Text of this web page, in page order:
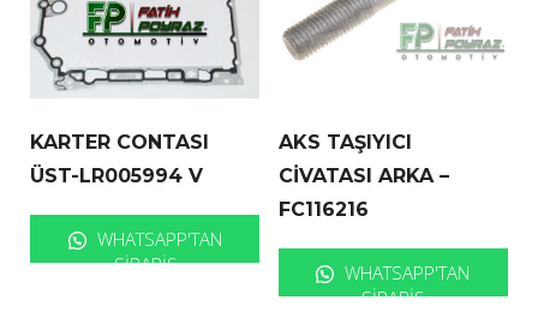
KARTER CONTASI
ÜST-LR005994 V
WHATSAPP'TAN
SIPARIŞ
AKS TAŞIYICI
CİVATASI ARKA –
FC116216
WHATSAPP'TAN
SIPARIŞ